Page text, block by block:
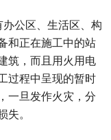
公区、生活区、构
和正在施工中的站
筑，而且用火用电
过程中呈现的暂时
一旦发作火灾，分
失。